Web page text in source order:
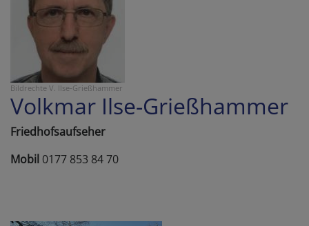
Bildrechte V. Ilse-Grießhammer
Volkmar Ilse-Grießhammer
Friedhofsaufseher
Mobil 0177 853 84 70